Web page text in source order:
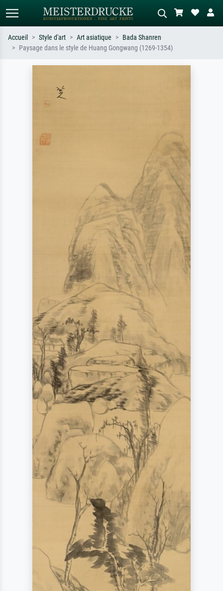
impressionnisme, vague de Hokusai,
Accueil Style d'art Art asiatique
Bada Shanren
Paysage dans le style de Huang Gongwang (1269-1354)